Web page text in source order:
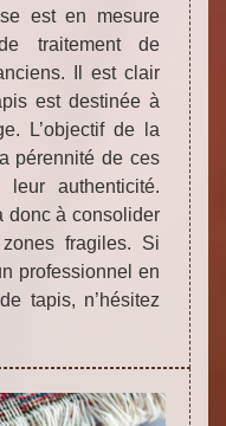
est en mesure
traitement de
Il est clair
est destinée à
L’objectif de la
pérennité de ces
authenticité.
donc à consolider
fragiles. Si
professionnel en
tapis, n’hésitez